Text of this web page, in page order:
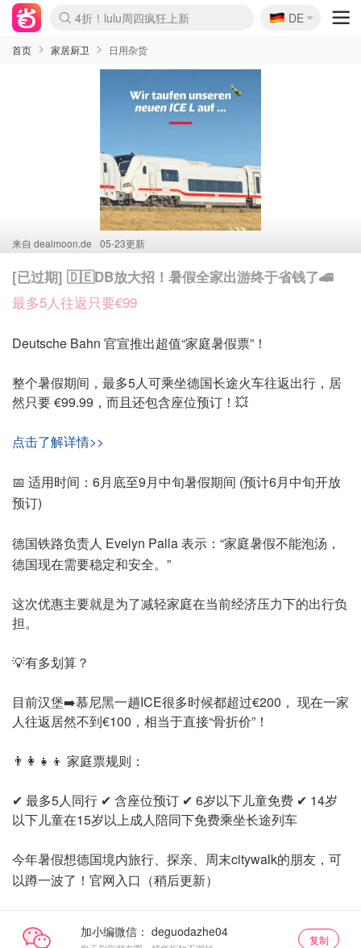
Boticinal 夏促开抢！
4折！lulu周四疯狂上新
还没结束！&OtherStories大促
Joybuy变相75折 随时失效
速领！Stanley独家85折
疑似霸哥！Camper额外叠85折
Zalando 奥莱闪促！每日更新
Moncler反季囤！5折起+叠9折
Coach Brooklyn仅€192
🇩🇪
DE
首页 家居厨卫 日用杂货
来自 dealmoon.de 05-23更新
[已过期] 🇩🇪DB放大招！暑假全家出游终于省钱了🚄
最多5人往返只要€99
Deutsche Bahn 官宣推出超值“家庭暑假票”！
整个暑假期间，最多5人可乘坐德国长途火车往返出行，居
然只要 €99.99，而且还包含座位预订！💥
点击了解详情>>
📅 适用时间：6月底至9月中旬暑假期间 (预计6月中旬开放
预订)
德国铁路负责人 Evelyn Palla 表示：“家庭暑假不能泡汤，
德国现在需要稳定和安全。”
这次优惠主要就是为了减轻家庭在当前经济压力下的出行负
担。
💡有多划算？
目前汉堡➡️慕尼黑一趟ICE很多时候都超过€200， 现在一家
人往返居然不到€100，相当于直接“骨折价”！
👨‍👩‍👧‍👦 家庭票规则：
✔ 最多5人同行 ✔ 含座位预订 ✔ 6岁以下儿童免费 ✔ 14岁
以下儿童在15岁以上成人陪同下免费乘坐长途列车
今年暑假想德国境内旅行、探亲、周末citywalk的朋友，可
以蹲一波了！官网入口（稍后更新）
加小编微信： 复制